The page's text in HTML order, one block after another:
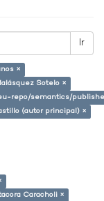
Ir
×
Sotelo ×
repo/semantics/
(autor principal) ×
Caracholi ×